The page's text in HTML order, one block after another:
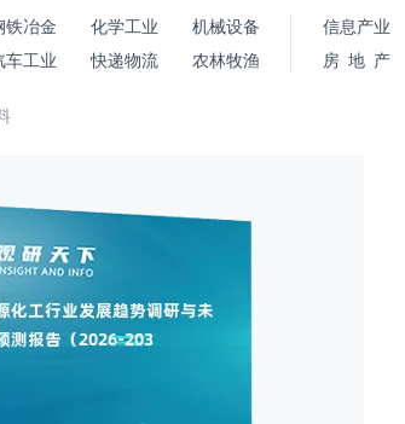
铁冶金 化学工业
机械设备
车工业 快递物流 农林牧渔
信息产业
房 地 产